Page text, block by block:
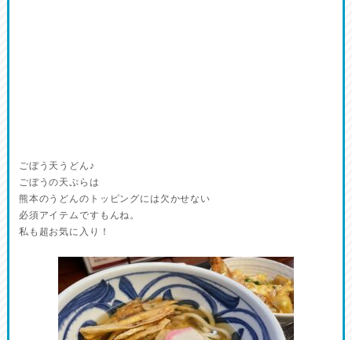
ごぼう天うどん♪
ごぼうの天ぷらは
熊本のうどんのトッピングには欠かせない
必須アイテムですもんね。
私も超お気に入り！